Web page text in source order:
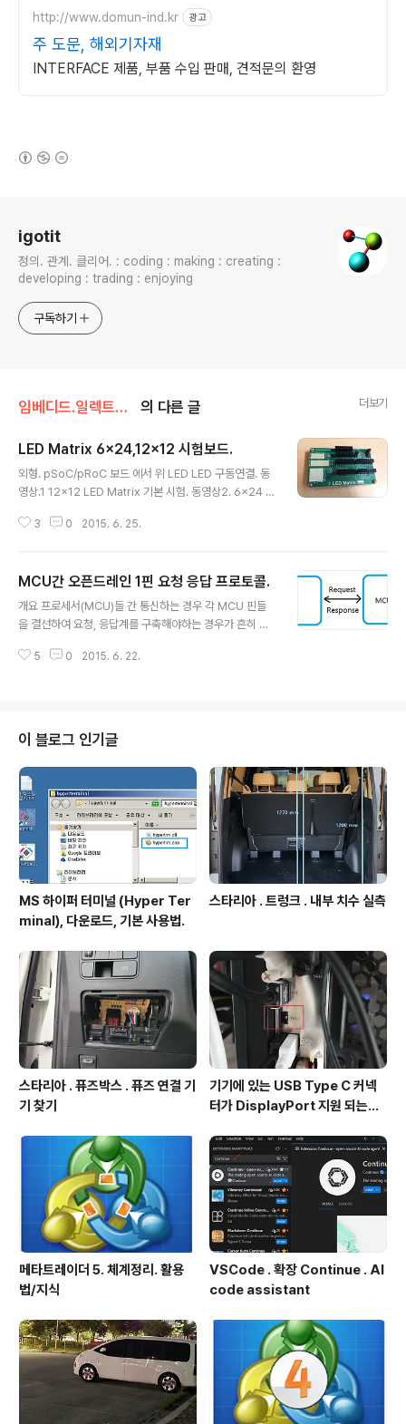
http://www.domun-ind.kr 광고
주 도문, 해외기자재
INTERFACE 제품, 부품 수입 판매, 견적문의 환영
igotit
정의. 관계. 클리어. : coding : making : creating :
developing : trading : enjoying
구독하기
임베디드.일렉트로닉스 의 다른 글 더보기
LED Matrix 6x24,12x12 시험보드.
외형. pSoC/pRoC 보드 에서 위 LED LED 구동연결. 동
영상.1 12x12 LED Matrix 기본 시험. 동영상2. 6x24 L
3 0 2015. 6. 25.
MCU간 오픈드레인 1핀 요청 응답 프로토콜.
개요 프로세서(MCU)들 간 통신하는 경우 각 MCU 핀들
을 결선하여 요청, 응답계를 구축해야하는 경우가 흔히 있
하면 간단하게 달성되나, 이를 아래 그림처럼 1개의 핀만으
처리(이후 단계3을 M' 이 수행할 수 있음을 알리는 것임)
한다. 단계3. M'의 응답을 받은 M이 주도적으로 M'과의
추가의 처리(I2C 통신등) 한다. 1핀 요청/응답 프로토콜 구
현. 핀 H/W 처리. 1. M과 M' 의 핀은 양쪽 모두 Open Dr
ain 으로 하고, 풀업저항 연결한다. - 정확하게..
5 0 2015. 6. 22.
이 블로그 인기글
MS 하이퍼 터미널 (Hyper Ter
minal), 다운로드, 기본 사용법.
스타리아 . 트렁크 . 내부 치수 실측
스타리아 . 퓨즈박스 . 퓨즈 연결 기
기 찾기
기기에 있는 USB Type C 커넥
터가 DisplayPort 지원 되는지
메타트레이더 5. 체계정리. 활용
법/지식
VSCode . 확장 Continue . AI
code assistant